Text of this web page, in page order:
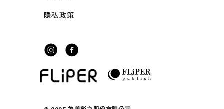
隱私政策